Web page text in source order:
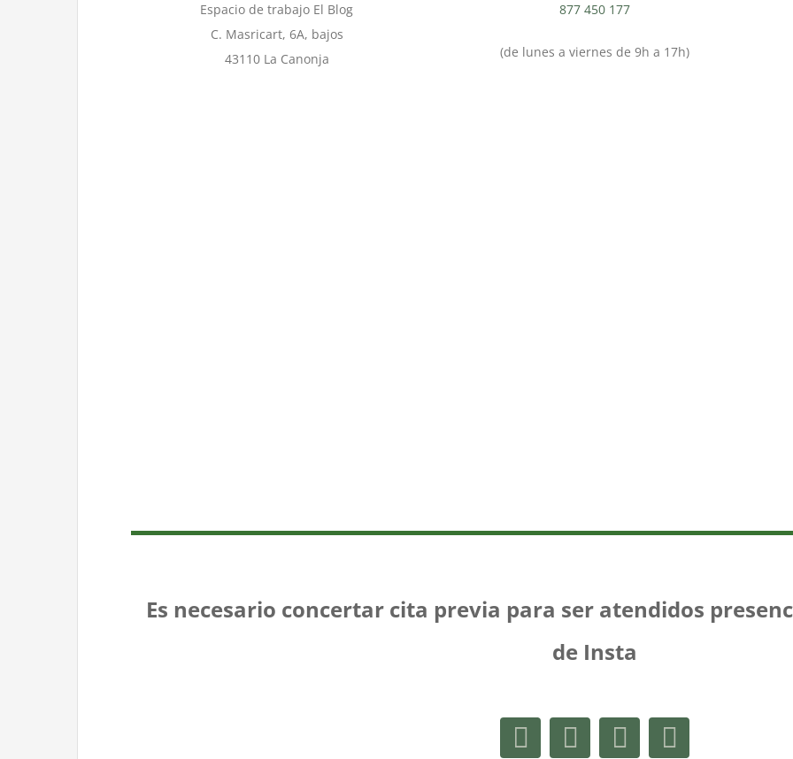
Espacio de trabajo El Blog
C. Masricart, 6A, bajos
43110 La Canonja
877 450 177
(de lunes a viernes de 9h a 17h)
Es necesario concertar cita previa para ser atendidos
de Insta